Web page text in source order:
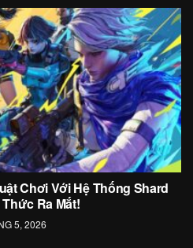
Chơi Với Hệ Thống Shard
Ra Mắt!
5, 2026